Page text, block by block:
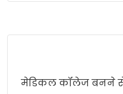
मेडिकल कॉलेज बनने से